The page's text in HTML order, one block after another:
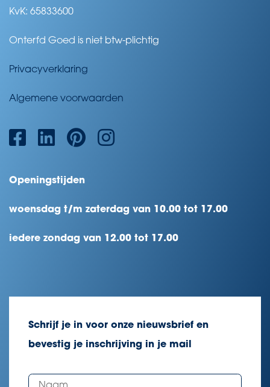
KvK: 65833600
Onterfd Goed is niet btw-plichtig
Privacyverklaring
Algemene voorwaarden
Openingstijden
woensdag t/m zaterdag van 10.00 tot 17.00
iedere zondag van 12.00 tot 17.00
Schrijf je in voor onze nieuwsbrief en
bevestig je inschrijving in je mail